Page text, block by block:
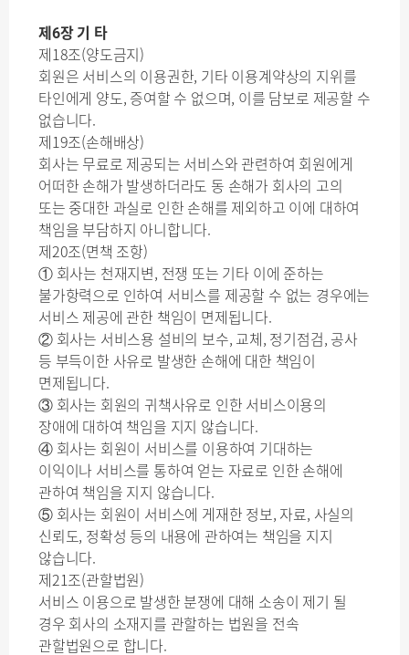
제6장 기 타
제18조(양도금지)
회원은 서비스의 이용권한, 기타 이용계약상의 지위를
타인에게 양도, 증여할 수 없으며, 이를 담보로 제공할 수
없습니다.
제19조(손해배상)
회사는 무료로 제공되는 서비스와 관련하여 회원에게
어떠한 손해가 발생하더라도 동 손해가 회사의 고의
또는 중대한 과실로 인한 손해를 제외하고 이에 대하여
책임을 부담하지 아니합니다.
제20조(면책 조항)
① 회사는 천재지변, 전쟁 또는 기타 이에 준하는
불가항력으로 인하여 서비스를 제공할 수 없는 경우에는
서비스 제공에 관한 책임이 면제됩니다.
② 회사는 서비스용 설비의 보수, 교체, 정기점검, 공사
등 부득이한 사유로 발생한 손해에 대한 책임이
면제됩니다.
③ 회사는 회원의 귀책사유로 인한 서비스이용의
장애에 대하여 책임을 지지 않습니다.
④ 회사는 회원이 서비스를 이용하여 기대하는
이익이나 서비스를 통하여 얻는 자료로 인한 손해에
관하여 책임을 지지 않습니다.
⑤ 회사는 회원이 서비스에 게재한 정보, 자료, 사실의
신뢰도, 정확성 등의 내용에 관하여는 책임을 지지
않습니다.
제21조(관할법원)
서비스 이용으로 발생한 분쟁에 대해 소송이 제기 될
경우 회사의 소재지를 관할하는 법원을 전속
관할법원으로 합니다.